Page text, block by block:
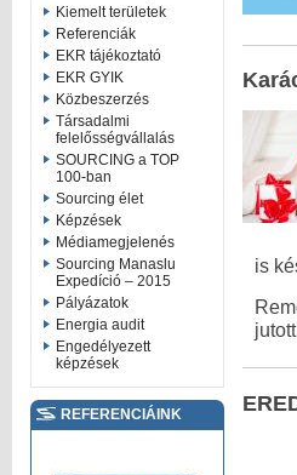
Kiemelt területek
Referenciák
EKR tájékoztató
EKR GYIK
Közbeszerzés
Társadalmi
felelősségvállalás
SOURCING a TOP
100-ban
Sourcing élet
Képzések
Médiamegjelenés
Sourcing Manaslu
Expedíció – 2015
Pályázatok
Energia audit
Engedélyezett
képzések
REFERENCIÁINK
is